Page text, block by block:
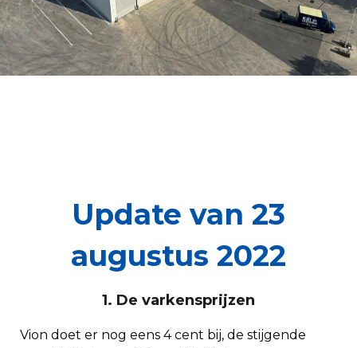
Update van 23
augustus 2022
1. De varkensprijzen
Vion doet er nog eens 4 cent bij, de stijgende